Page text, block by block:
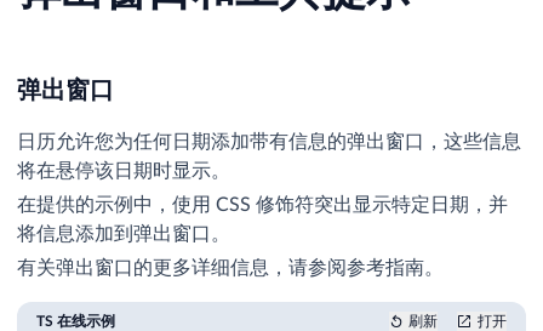
弹出窗口
日历允许您为任何日期添加带有信息的弹出窗口，这些信息
将在悬停该日期时显示。
在提供的示例中，使用 CSS 修饰符突出显示特定日期，并
将信息添加到弹出窗口。
有关弹出窗口的更多详细信息，请参阅参考指南。
TS 在线示例 刷新 打开